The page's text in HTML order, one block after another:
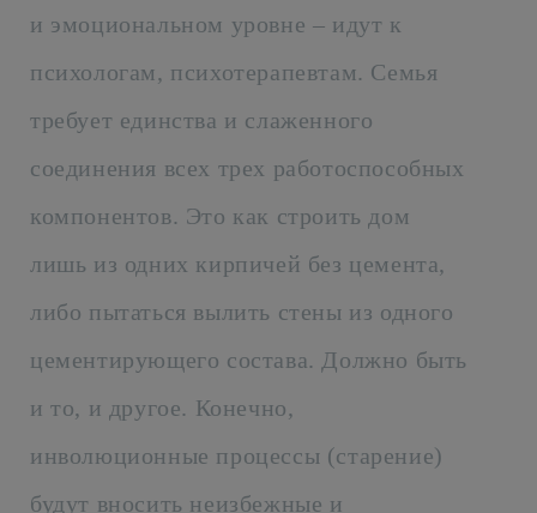
и эмоциональном уровне – идут к
психологам, психотерапевтам. Семья
требует единства и слаженного
соединения всех трех работоспособных
компонентов. Это как строить дом
лишь из одних кирпичей без цемента,
либо пытаться вылить стены из одного
цементирующего состава. Должно быть
и то, и другое. Конечно,
инволюционные процессы (старение)
будут вносить неизбежные и